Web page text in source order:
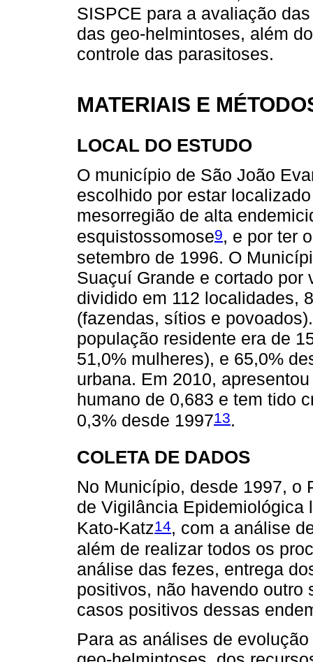
SISPCE para a avaliação
das geo-helmintoses, além
controle das parasitoses.
MATERIAIS E
LOCAL DO ESTUDO
O município de São João
escolhido por estar
mesorregião de alta
esquistossomose9, e por ter
setembro de 1996. O
Suaçuí Grande e cortado por
dividido em 112 localidades,
(fazendas, sítios e
população residente era de
51,0% mulheres), e 65,0%
urbana. Em 2010,
humano de 0,683 e tem tido
0,3% desde 199713.
COLETA DE DADOS
No Município, desde 1997, o
de Vigilância Epidemiológica
Kato-Katz14, com a análise
além de realizar todos os
análise das fezes, entrega
positivos, não havendo outro
casos positivos dessas
Para as análises de